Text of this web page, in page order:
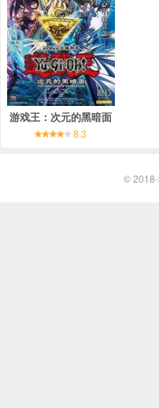
游戏王：次元的黑暗面
8.3
© 2018-